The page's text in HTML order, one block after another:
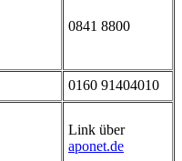
0841 8800
0160 91404010
Link über
aponet.de